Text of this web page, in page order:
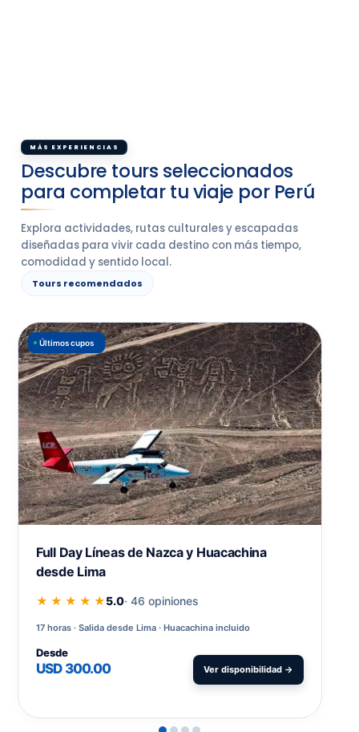
MÁS EXPERIENCIAS
Descubre tours seleccionados
para completar tu viaje por Perú
Explora actividades, rutas culturales y escapadas
diseñadas para vivir cada destino con más tiempo,
comodidad y sentido local.
Tours recomendados
Últimos cupos
Full Day Líneas de Nazca y Huacachina
desde Lima
★ ★ ★ ★ ★5.0· 46 opiniones
17 horas Salida desde Lima · Huacachina incluido
Desde
USD 300.00 Ver disponibilidad →